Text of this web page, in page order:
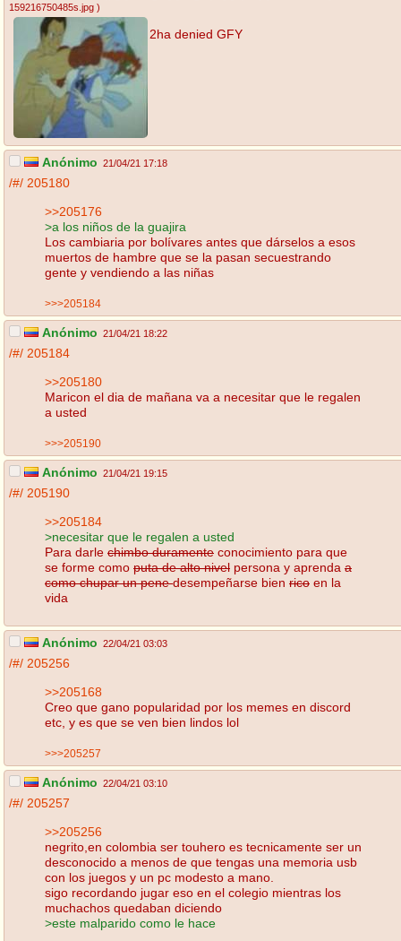
159216750485s.jpg )
2ha denied GFY
Anónimo 21/04/21 17:18
/#/ 205180
>>205176
>a los niños de la guajira
Los cambiaria por bolívares antes que dárselos a esos
muertos de hambre que se la pasan secuestrando
gente y vendiendo a las niñas
>>>205184
Anónimo 21/04/21 18:22
/#/ 205184
>>205180
Maricon el dia de mañana va a necesitar que le regalen
a usted
>>>205190
Anónimo 21/04/21 19:15
/#/ 205190
>>205184
>necesitar que le regalen a usted
Para darle chimbo duramente conocimiento para que
se forme como puta de alto nivel persona y aprenda a
como chupar un penedesempeñarse bien rico en la
vida
Anónimo 22/04/21 03:03
/#/ 205256
>>205168
Creo que gano popularidad por los memes en discord
etc, y es que se ven bien lindos lol
>>>205257
Anónimo 22/04/21 03:10
/#/ 205257
>>205256
negrito,en colombia ser touhero es tecnicamente ser un
desconocido a menos de que tengas una memoria usb
con los juegos y un pc modesto a mano.
sigo recordando jugar eso en el colegio mientras los
muchachos quedaban diciendo
>este malparido como le hace